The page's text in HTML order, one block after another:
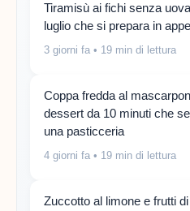
Tiramisù ai fichi senza
luglio che si prepara in
3 giorni fa • 19 min di lettura
Coppa fredda al
dessert da 10 minuti che
una pasticceria
4 giorni fa • 19 min di lettura
Zuccotto al limone e frutti